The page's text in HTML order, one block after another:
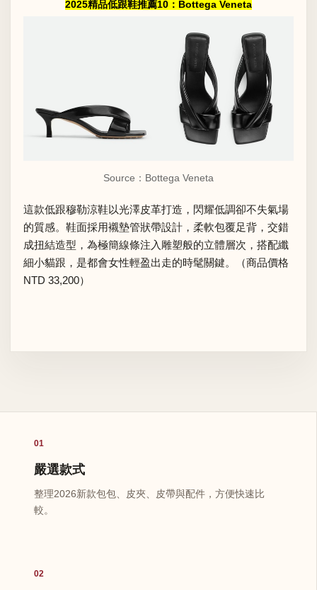
2025精品低跟鞋推薦10：Bottega Veneta
Source：Bottega Veneta
這款低跟穆勒涼鞋以光澤皮革打造，閃耀低調卻不失氣場
的質感。鞋面採用襯墊管狀帶設計，柔軟包覆足背，交錯
成扭結造型，為極簡線條注入雕塑般的立體層次，搭配纖
細小貓跟，是都會女性輕盈出走的時髦關鍵。（商品價格
NTD 33,200）
01
嚴選款式
整理2026新款包包、皮夾、皮帶與配件，方便快速比
較。
02